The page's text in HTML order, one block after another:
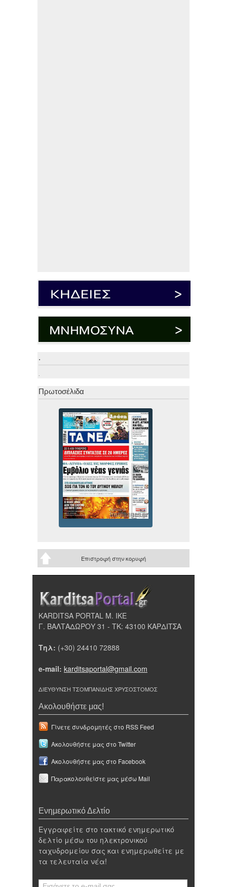
.
.
Πρωτοσέλιδα
Επιστροφή στην κορυφή
KARDITSA PORTAL Μ. ΙΚΕ
Γ. ΒΑΛΤΑΔΩΡΟΥ 31 - ΤΚ: 43100 ΚΑΡΔΙΤΣΑ
Τηλ: (+30) 24410 72888
e-mail: karditsaportal@gmail.com
ΔΙΕΥΘΥΝΣΗ ΤΣΟΜΠΑΝΙΔΗΣ ΧΡΥΣΟΣΤΟΜΟΣ
Ακολουθήστε μας!
Γίνετε συνδρομητές στο RSS Feed
Ακολουθήστε μας στο Twitter
Ακολουθήστε μας στο Facebook
Παρακολουθείστε μας μέσω Mail
Ενημερωτικό Δελτίο
Εγγραφείτε στο τακτικό ενημερωτικό
δελτίο μέσω του ηλεκτρονικού
ταχυδρομείου σας και ενημερωθείτε με
τα τελευταία νέα!